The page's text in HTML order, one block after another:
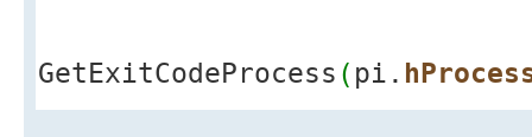
bzero(buf);
GetExitCodeProcess ( pi.